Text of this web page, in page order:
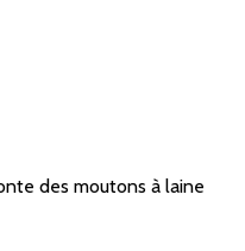
des moutons à laine